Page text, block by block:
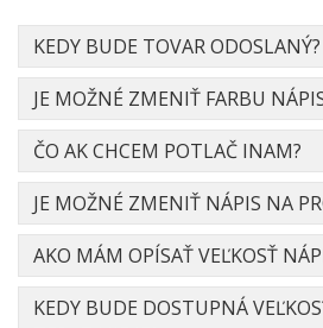
KEDY BUDE TOVAR ODOSLANÝ?
JE MOŽNÉ ZMENIŤ FARBU
ČO AK CHCEM POTLAČ INAM?
JE MOŽNÉ ZMENIŤ NÁPIS NA
AKO MÁM OPÍSAŤ VEĽKOSŤ
KEDY BUDE DOSTUPNÁ